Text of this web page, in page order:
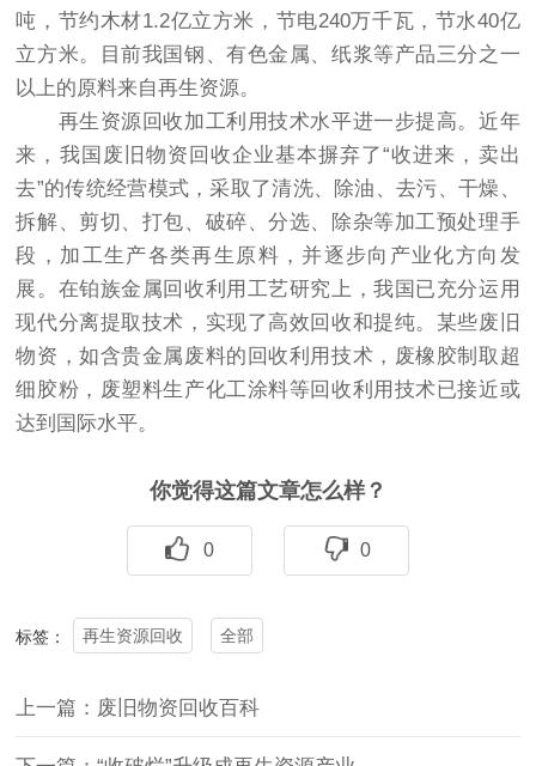
吨，节约木材1.2亿立方米，节电240万千瓦，节水40亿
立方米。目前我国钢、有色金属、纸浆等产品三分之一
以上的原料来自再生资源。
再生资源回收加工利用技术水平进一步提高。近年
来，我国废旧物资回收企业基本摒弃了“收进来，卖出
去”的传统经营模式，采取了清洗、除油、去污、干燥、
拆解、剪切、打包、破碎、分选、除杂等加工预处理手
段，加工生产各类再生原料，并逐步向产业化方向发
展。在铂族金属回收利用工艺研究上，我国已充分运用
现代分离提取技术，实现了高效回收和提纯。某些废旧
物资，如含贵金属废料的回收利用技术，废橡胶制取超
细胶粉，废塑料生产化工涂料等回收利用技术已接近或
达到国际水平。
你觉得这篇文章怎么样？
0 0
标签： 再生资源回收 全部
上一篇：废旧物资回收百科